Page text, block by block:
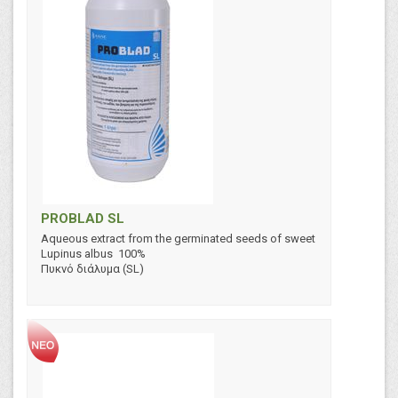
PROBLAD SL
Aqueous extract from the germinated seeds of sweet
Lupinus albus 100%
Πυκνό διάλυμα (SL)